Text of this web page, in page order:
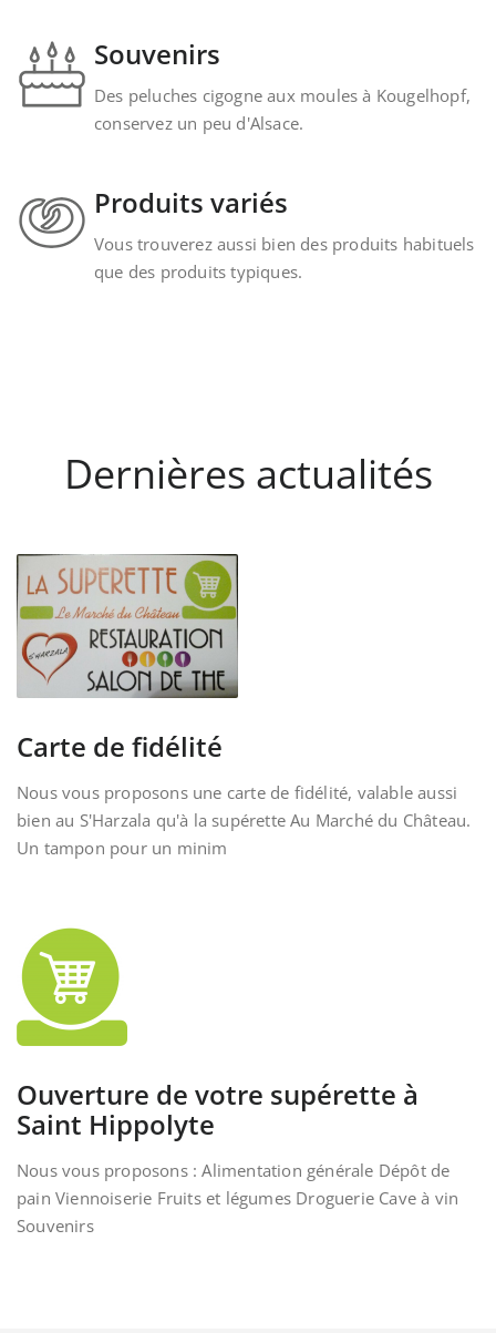
Souvenirs
Des peluches cigogne aux moules à Kougelhopf,
conservez un peu d'Alsace.
Produits variés
Vous trouverez aussi bien des produits habituels
que des produits typiques.
Dernières actualités
Carte de fidélité
Nous vous proposons une carte de fidélité, valable aussi
bien au S'Harzala qu'à la supérette Au Marché du Château.
Un tampon pour un minim
Ouverture de votre supérette à
Saint Hippolyte
Nous vous proposons : Alimentation générale Dépôt de
pain Viennoiserie Fruits et légumes Droguerie Cave à vin
Souvenirs